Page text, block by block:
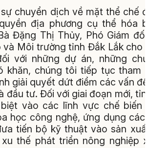
chuyển dịch về mặt thể chế
địa phương cụ thể hóa
Đặng Thị Thủy, Phó Giám
và Môi trường tỉnh Đắk Lắk cho
với những dự án, những
khăn, chúng tôi tiếp tục tham
giải quyết dứt điểm các vấn
đầu tư. Đối với giai đoạn mới,
vào các lĩnh vực chế biến
học công nghệ, ứng dụng các
tiến bộ kỹ thuật vào sản
thế phát triển nông nghiệp